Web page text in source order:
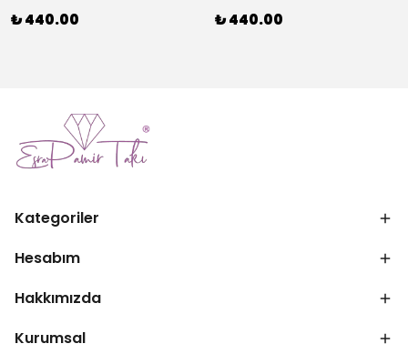
₺ 440.00 ₺ 440.00
Kategoriler
Hesabım
Hakkımızda
Kurumsal